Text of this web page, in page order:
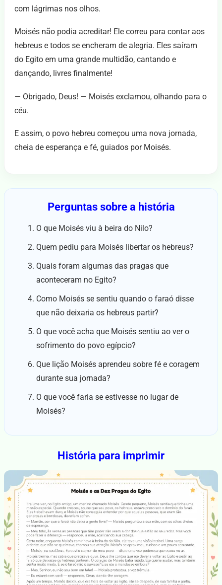
com lágrimas nos olhos.
Moisés não podia acreditar! Ele correu para contar aos
hebreus e todos se encheram de alegria. Eles saíram
do Egito em uma grande multidão, cantando e
dançando, livres finalmente!
— Obrigado, Deus! — Moisés exclamou, olhando para o
céu.
E assim, o povo hebreu começou uma nova jornada,
cheia de esperança e fé, guiados por Moisés.
Perguntas sobre a história
O que Moisés viu à beira do Nilo?
Quem pediu para Moisés libertar os hebreus?
Quais foram algumas das pragas que
aconteceram no Egito?
Como Moisés se sentiu quando o faraó disse
que não deixaria os hebreus partir?
O que você acha que Moisés sentiu ao ver o
sofrimento do povo egípcio?
Que lição Moisés aprendeu sobre fé e coragem
durante sua jornada?
O que você faria se estivesse no lugar de
Moisés?
História para imprimir